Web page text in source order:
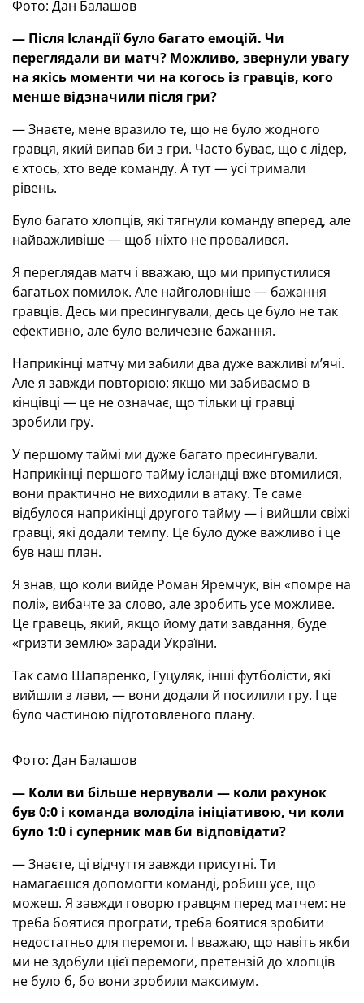
Фото: Дан Балашов
— Після Ісландії було багато емоцій. Чи
переглядали ви матч? Можливо, звернули увагу
на якісь моменти чи на когось із гравців, кого
менше відзначили після гри?
— Знаєте, мене вразило те, що не було жодного
гравця, який випав би з гри. Часто буває, що є лідер,
є хтось, хто веде команду. А тут — усі тримали
рівень.
Було багато хлопців, які тягнули команду вперед, але
найважливіше — щоб ніхто не провалився.
Я переглядав матч і вважаю, що ми припустилися
багатьох помилок. Але найголовніше — бажання
гравців. Десь ми пресингували, десь це було не так
ефективно, але було величезне бажання.
Наприкінці матчу ми забили два дуже важливі м’ячі.
Але я завжди повторюю: якщо ми забиваємо в
кінцівці — це не означає, що тільки ці гравці
зробили гру.
У першому таймі ми дуже багато пресингували.
Наприкінці першого тайму ісландці вже втомилися,
вони практично не виходили в атаку. Те саме
відбулося наприкінці другого тайму — і вийшли свіжі
гравці, які додали темпу. Це було дуже важливо і це
був наш план.
Я знав, що коли вийде Роман Яремчук, він «помре на
полі», вибачте за слово, але зробить усе можливе.
Це гравець, який, якщо йому дати завдання, буде
«гризти землю» заради України.
Так само Шапаренко, Гуцуляк, інші футболісти, які
вийшли з лави, — вони додали й посилили гру. І це
було частиною підготовленого плану.
Фото: Дан Балашов
— Коли ви більше нервували — коли рахунок
був 0:0 і команда володіла ініціативою, чи коли
було 1:0 і суперник мав би відповідати?
— Знаєте, ці відчуття завжди присутні. Ти
намагаєшся допомогти команді, робиш усе, що
можеш. Я завжди говорю гравцям перед матчем: не
треба боятися програти, треба боятися зробити
недостатньо для перемоги. І вважаю, що навіть якби
ми не здобули цієї перемоги, претензій до хлопців
не було б, бо вони зробили максимум.